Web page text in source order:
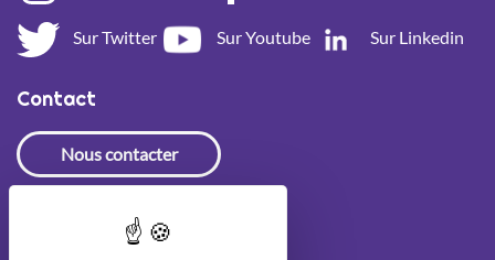
Contact
Nous contacter
Sur Twitter Sur Youtube Sur Linkedin